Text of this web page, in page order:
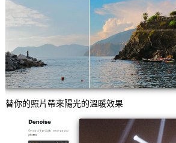
替你的照片帶來陽光的溫暖效果